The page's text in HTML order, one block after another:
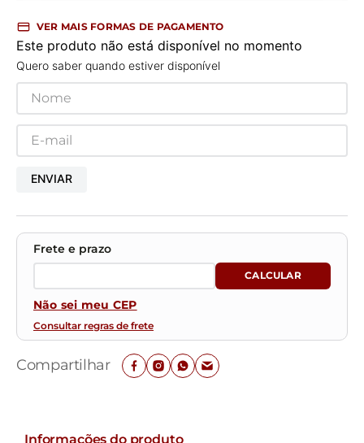
VER MAIS FORMAS DE PAGAMENTO
Este produto não está disponível no momento
Quero saber quando estiver disponível
ENVIAR
Não sei meu CEP
Consultar regras de frete
Compartilhar
Informações do produto